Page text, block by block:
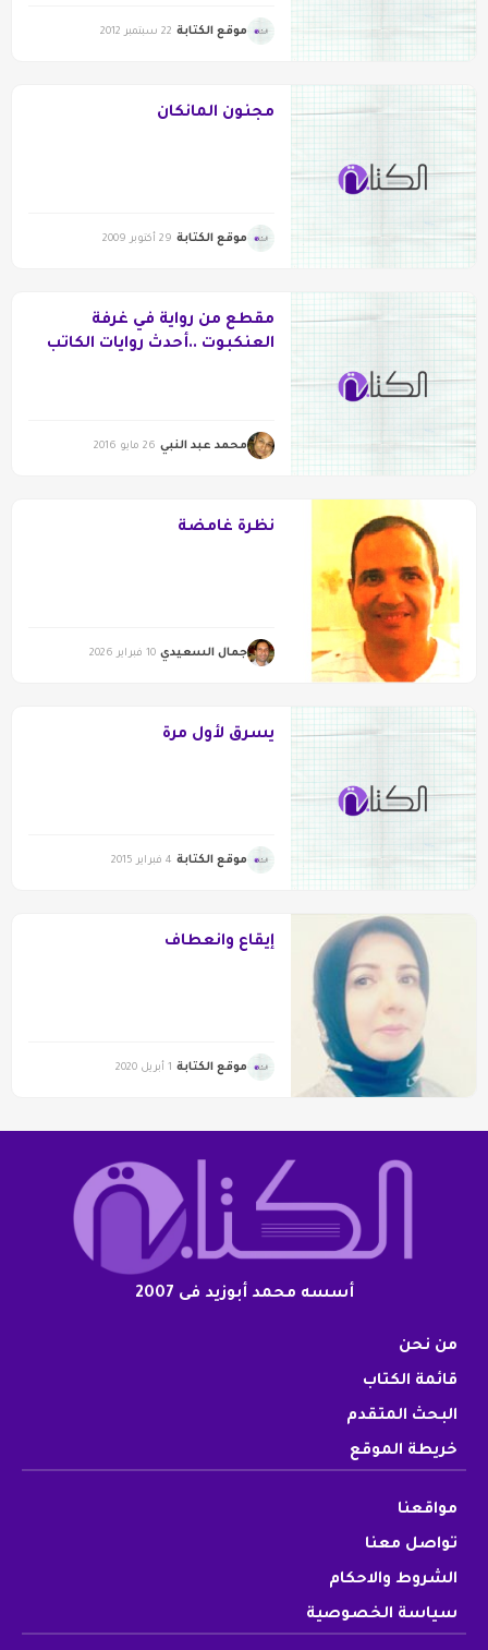
موقع الكتابة 22 سبتمبر 2012
مجنون المانكان
موقع الكتابة 29 أكتوبر 2009
مقطع من رواية في غرفة
العنكبوت ..أحدث روايات الكاتب
محمد عبد النبي 26 مايو 2016
نظرة غامضة
جمال السعيدي 10 فبراير 2026
يسرق لأول مرة
موقع الكتابة 4 فبراير 2015
إيقاع وانعطاف
موقع الكتابة 1 أبريل 2020
أسسه محمد أبوزيد فى 2007
من نحن
قائمة الكتاب
البحث المتقدم
خريطة الموقع
مواقعنا
تواصل معنا
الشروط والاحكام
سياسة الخصوصية